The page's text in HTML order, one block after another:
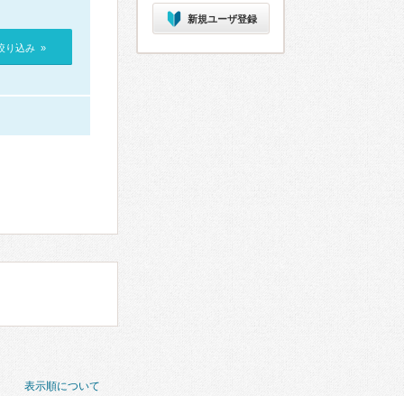
り込み »
表示順について
新規ユーザ登録